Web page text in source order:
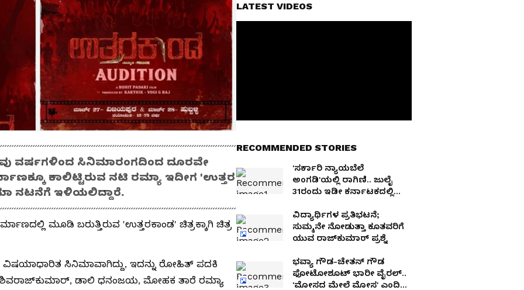
ವರ್ಷಗಳಿಂದ ಸಿನಿಮಾರಂಗದಿಂದ ದೂರವೇ
ಕಾಲಿಟ್ಟಿರುವ ನಟಿ ರಮ್ಯಾ ಇದೀಗ 'ಉತ್ತರ
ನಟನೆಗೆ ಇಳಿಯಲಿದ್ದಾರೆ.
ಮೂಡಿ‌‌ ಬರುತ್ತಿರುವ 'ಉತ್ತರಕಾಂಡ' ಚಿತ್ರಕ್ಕಾಗಿ ಚಿತ್ರ
ವಿಷಯಾಧಾರಿತ ಸಿನಿಮಾವಾಗಿದ್ದು, ಇದನ್ನು ರೋಹಿತ್ ಪದಕಿ
ಶಿವರಾಜ್‌ಕುಮಾರ್, ‌ಡಾಲಿ‌ ಧನಂಜಯ, ಮೋಹಕ ತಾರೆ ರಮ್ಯಾ
LATEST VIDEOS
RECOMMENDED STORIES
'ಸರ್ಕಾರಿ ನ್ಯಾಯಬೆಲೆ
ಅಂಗಡಿ'ಯಲ್ಲಿ ರಾಗಿಣಿ.. ಜುಲೈ
31ರಂದು ಇಡೀ ಕರ್ನಾಟಕದಲ್ಲಿ
ವಿದ್ಯಾರ್ಥಿಗಳ ಪ್ರತಿಭಟನೆ;
ಸುಮ್ಮನೇ ನೋಡುತ್ತಾ ಕೂತವರಿಗೆ
ಯುವ ರಾಜ್‌ಕುಮಾರ್ ಪ್ರಶ್ನೆ
ಭವ್ಯಾ ಗೌಡ-ಚೇತನ್ ಗೌಡ
ಫೋಟೋಶೂಟ್ ಭಾರೀ ವೈರಲ್..
'ಮೋಸದ ಮೇಲೆ ಮೋಸ' ಎಂದಿದ್ದ